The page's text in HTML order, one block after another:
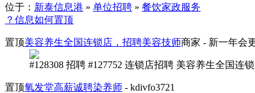
位于： 新泰信息港 » 单位招聘 » 餐饮家政服务
？信息如何置顶
置顶美容养生全国连锁店，招聘美容技师商家 - 新一年会
#128308 招聘 #127752 连锁店招聘 美容养生全国连
置顶氧发堂高薪诚聘染养师 - kdivfo3721